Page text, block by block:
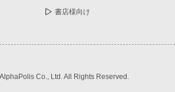
書店様向け
Co., Ltd. All Rights Reserved.